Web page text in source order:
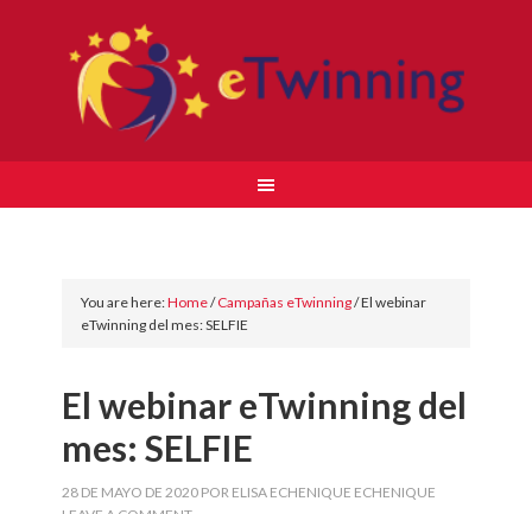
You are here:Home/Campañas eTwinning/El webinar
eTwinning del mes: SELFIE
El webinar eTwinning del
mes: SELFIE
28 DE MAYO DE 2020 POR ELISA ECHENIQUE ECHENIQUE